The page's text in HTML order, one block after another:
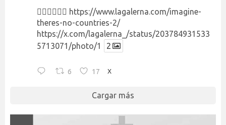
👉🏻👉🏻👉🏻 https://www.lagalerna.com/imagine-
theres-no-countries-2/
https://x.com/lagalerna_/status/203784931533
5713071/photo/1
2
6 17 X
Cargar más